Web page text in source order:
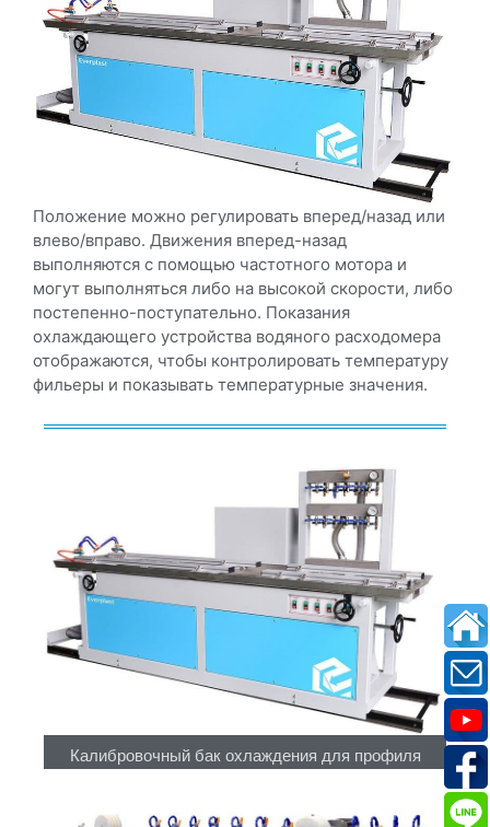
Положение можно регулировать вперед/назад или
влево/вправо. Движения вперед-назад
выполняются с помощью частотного мотора и
могут выполняться либо на высокой скорости, либо
постепенно-поступательно. Показания
охлаждающего устройства водяного расходомера
отображаются, чтобы контролировать температуру
фильеры и показывать температурные значения.
Калибровочный бак охлаждения для профиля